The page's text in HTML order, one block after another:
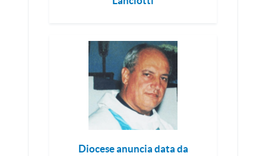
Diocese anuncia data da